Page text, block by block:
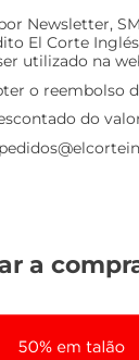
Newsletter,
Corte
utilizado na
o
do
a